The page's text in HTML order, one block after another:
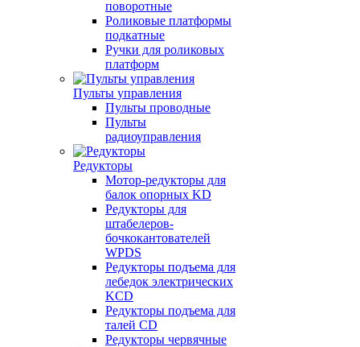
поворотные
Роликовые платформы
подкатные
Ручки для роликовых
платформ
Пульты управления
Пульты проводные
Пульты
радиоуправления
Редукторы
Мотор-редукторы для
балок опорных KD
Редукторы для
штабелеров-
бочкокантователей
WPDS
Редукторы подъема для
лебедок электрических
KCD
Редукторы подъема для
талей CD
Редукторы червячные